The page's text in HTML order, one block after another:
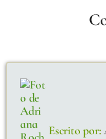
Escrito por: